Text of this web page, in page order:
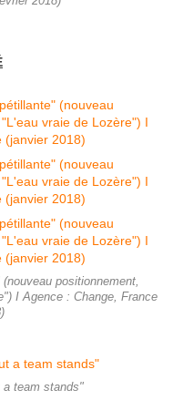
positionnement,
I Agence : Change, France
team stands"